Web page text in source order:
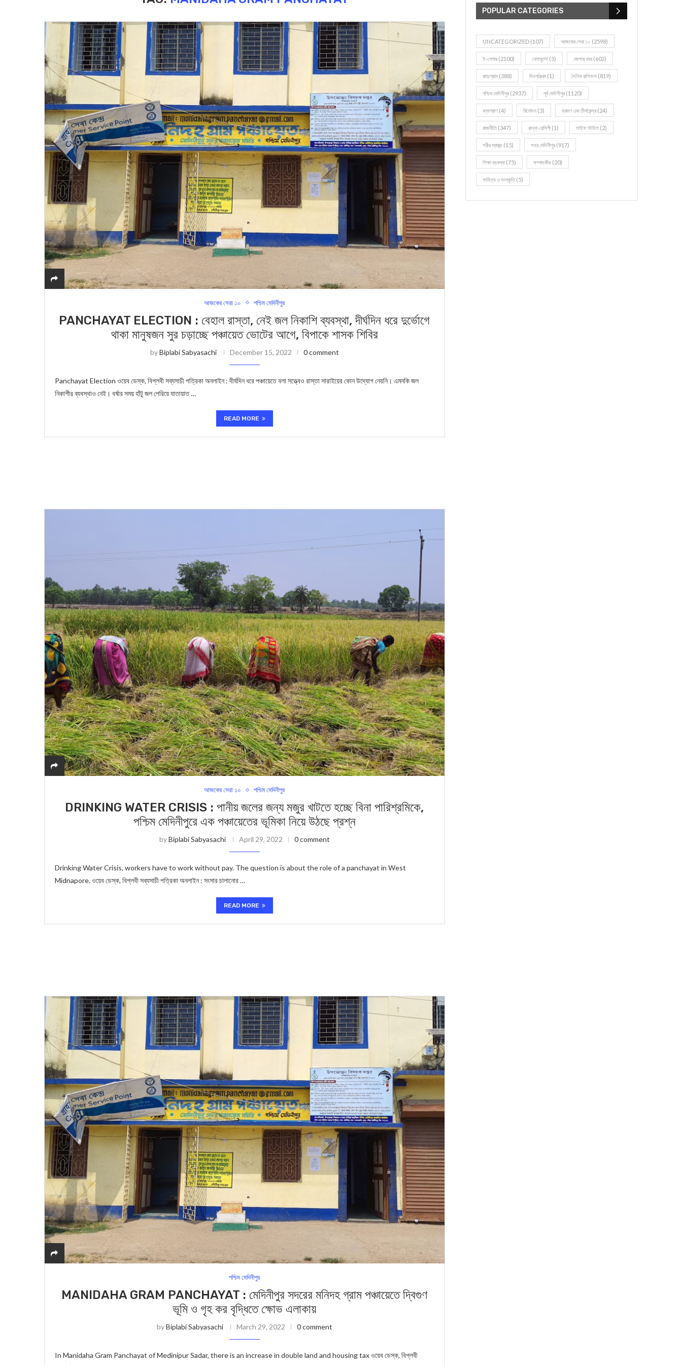
আজকের সেরা ১০ পশ্চিম মেদিনীপুর
PANCHAYAT ELECTION : বেহাল রাস্তা, নেই জল নিকাশি ব্যবস্থা, দীর্ঘদিন ধরে দুর্ভোগে
থাকা মানুষজন সুর চড়াচ্ছে পঞ্চায়েত ভোটের আগে, বিপাকে শাসক শিবির
byBiplabi Sabyasachi December 15, 2022 0 comment
Panchayat Election ওয়েব ডেস্ক, বিপ্লবী সব্যসাচী পত্রিকা অনলাইন : দীর্ঘদিন ধরে পঞ্চায়েতে বলা সত্ত্বেও রাস্তা সারাইয়ের কোন উদ্যোগ নেয়নি। এমনকি জল
নিকাশীর ব্যবস্থাও নেই। বর্ষার সময় হাঁটু জল পেরিয়ে যাতায়াত …
READ MORE
আজকের সেরা ১০ পশ্চিম মেদিনীপুর
DRINKING WATER CRISIS : পানীয় জলের জন্য মজুর খাটতে হচ্ছে বিনা পারিশ্রমিকে,
পশ্চিম মেদিনীপুরে এক পঞ্চায়েতের ভূমিকা নিয়ে উঠছে প্রশ্ন
byBiplabi Sabyasachi April 29, 2022 0 comment
Drinking Water Crisis, workers have to work without pay. The question is about the role of a panchayat in West
Midnapore. ওয়েব ডেস্ক, বিপ্লবী সব্যসাচী পত্রিকা অনলাইন : সংসার চালানোর …
READ MORE
পশ্চিম মেদিনীপুর
MANIDAHA GRAM PANCHAYAT : মেদিনীপুর সদরের মনিদহ গ্রাম পঞ্চায়েতে দ্বিগুণ
ভূমি ও গৃহ কর বৃদ্ধিতে ক্ষোভ এলাকায়
byBiplabi Sabyasachi March 29, 2022 0 comment
In Manidaha Gram Panchayat of Medinipur Sadar, there is an increase in double land and housing tax ওয়েব ডেস্ক, বিপ্লবী
POPULAR CATEGORIES
UNCATEGORIZED (107) আজকের সেরা ১০ (2598)
ই-পেপার (2100) খেলাধূলো (5) জেলার খবর (602)
ঝাড়গ্রাম (388) দিনপঞ্জিকা (1) দৈনিক রাশিফল (819)
পশ্চিম মেদিনীপুর (2937) পূর্ব মেদিনীপুর (1120)
বন্যপ্রাণ (4) বিনোদন (3) ভ্রমণ এবং তীর্থকেন্দ্র (24)
রাজনীতি(347) রান্না-রেসিপী (1) লাইফ স্টাইল (2)
শরীর স্বাস্থ্য (15) শহর মেদিনীপুর (917)
শিক্ষা ব্যবস্থা (75) সম্পাদকীয় (20)
সাহিত্য ও সংস্কৃতি(5)